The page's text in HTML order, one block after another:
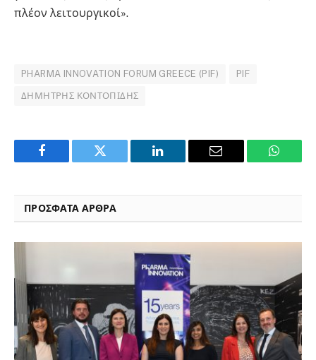
πλέον λειτουργικοί».
PHARMA INNOVATION FORUM GREECE (PIF) PIF
ΔΗΜΉΤΡΗΣ ΚΟΝΤΟΠΊΔΗΣ
Facebook Twitter LinkedIn Email
ΠΡΟΣΦΑΤΑ ΑΡΘΡΑ